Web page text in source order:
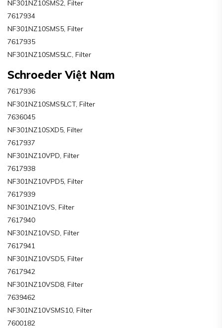
NF301NZ10SMS2, Filter
7617934
NF301NZ10SMS5, Filter
7617935
NF301NZ10SMS5LC, Filter
Schroeder Việt Nam
7617936
NF301NZ10SMS5LCT, Filter
7636045
NF301NZ10SXD5, Filter
7617937
NF301NZ10VPD, Filter
7617938
NF301NZ10VPD5, Filter
7617939
NF301NZ10VS, Filter
7617940
NF301NZ10VSD, Filter
7617941
NF301NZ10VSD5, Filter
7617942
NF301NZ10VSD8, Filter
7639462
NF301NZ10VSMS10, Filter
7600182